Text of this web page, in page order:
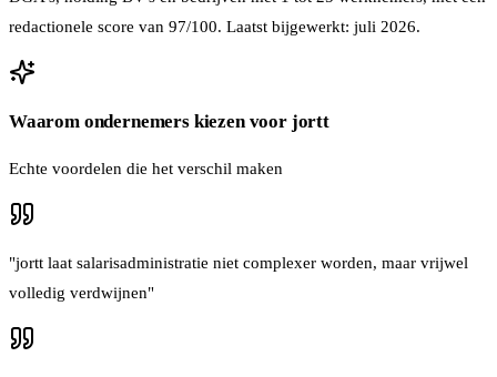
redactionele score van 97/100. Laatst bijgewerkt: juli 2026.
Waarom ondernemers kiezen voor jortt
Echte voordelen die het verschil maken
"jortt laat salarisadministratie niet complexer worden, maar vrijwel
volledig verdwijnen"